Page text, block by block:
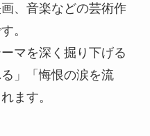
、音楽などの芸術作
。
マを深く掘り下げる
」「悔恨の涙を流
ます。